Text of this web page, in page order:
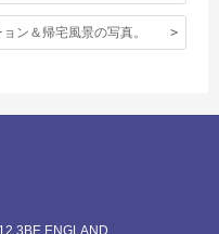
ン＆帰宅風景の写真。